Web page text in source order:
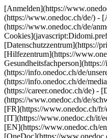
[Anmelden](https://
(https://www.onedoc.ch/de/) -
(https://www.onedoc.ch/de/
[Datenschutzzentrum](https://
[Hilfezentrum](https://
(https://info.onedoc.ch/de/
(https://info.onedoc.ch/de/
(https://career.onedoc.ch/de) -
(https://www.onedoc.ch/de/
[FR](https://www.onedoc.ch/
[IT](https://www.onedoc.ch/it/
[EN](https://www.onedoc.ch/
[OneDoc](https://